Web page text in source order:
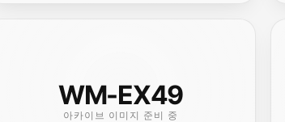
WM-EX49
아카이브 이미지 준비 중